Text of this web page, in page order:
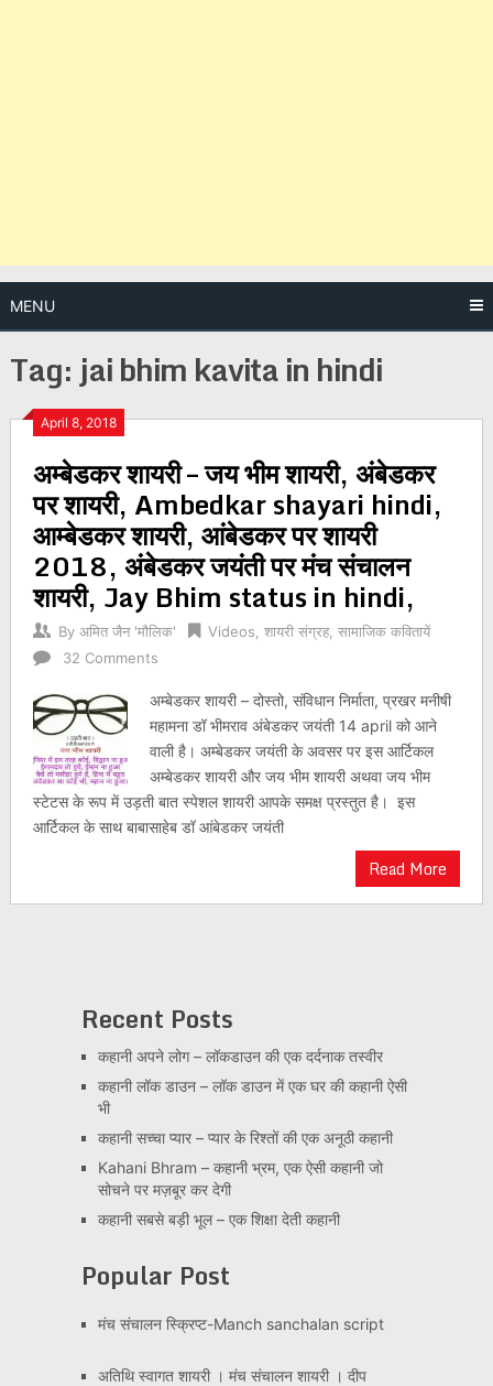
MENU
Tag: jai bhim kavita in hindi
April 8, 2018
अम्बेडकर शायरी – जय भीम शायरी, अंबेडकर
पर शायरी, Ambedkar shayari hindi,
आम्बेडकर शायरी, आंबेडकर पर शायरी
2018, अंबेडकर जयंती पर मंच संचालन
शायरी, Jay Bhim status in hindi,
By अमित जैन 'मौलिक' Videos शायरी संग्रह, सामाजिक कवितायें
32 Comments
अम्बेडकर शायरी – दोस्तो, संविधान निर्माता, प्रखर मनीषी
महामना डॉ भीमराव अंबेडकर जयंती 14 april को आने
वाली है। अम्बेडकर जयंती के अवसर पर इस आर्टिकल
अम्बेडकर शायरी और जय भीम शायरी अथवा जय भीम
स्टेटस के रूप में उड़ती बात स्पेशल शायरी आपके समक्ष प्रस्तुत है। इस
आर्टिकल के साथ बाबासाहेब डॉ आंबेडकर जयंती
Read More
Posts
navigation
Recent Posts
कहानी अपने लोग – लॉकडाउन की एक दर्दनाक तस्वीर
कहानी लॉक डाउन – लॉक डाउन में एक घर की कहानी ऐसी
भी
कहानी सच्चा प्यार – प्यार के रिश्तों की एक अनूठी कहानी
Kahani Bhram – कहानी भ्रम, एक ऐसी कहानी जो
सोचने पर मज़बूर कर देगी
कहानी सबसे बड़ी भूल – एक शिक्षा देती कहानी
Popular Post
मंच संचालन स्क्रिप्ट-Manch sanchalan script
अतिथि स्वागत शायरी । मंच संचालन शायरी । दीप